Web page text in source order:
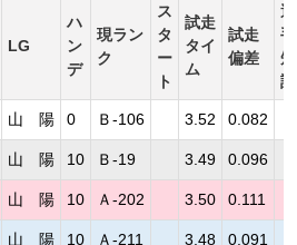
LG
ハ
ン
デ
現ラン
ク
ス
タ
ー
ト
試走
タイ
ム
試走
偏差
選
手
短
評
山 陽 0 Ｂ-106 3.52 0.082
山 陽 10 Ｂ-19 3.49 0.096
山 陽 10 Ａ-202 3.50 0.111
山 陽 10 Ａ-211 3.48 0.091